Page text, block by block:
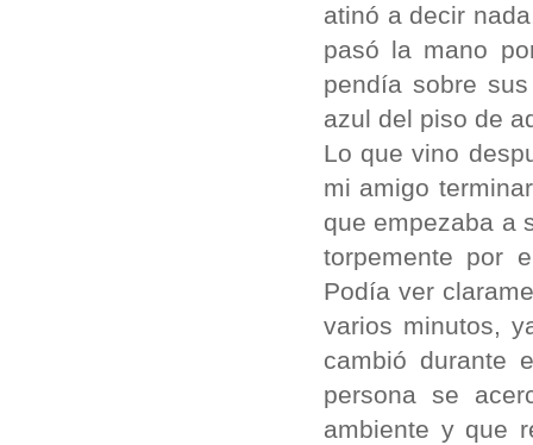
atinó a decir
pasó la mano
pendía sobre
azul del piso de
Lo que vino
mi amigo
que empezaba a
torpemente por
Podía ver
varios minutos,
cambió durante
persona se
ambiente y que